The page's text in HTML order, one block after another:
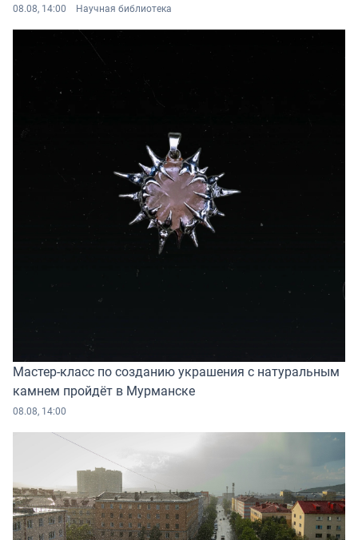
08.08, 14:00 Научная библиотека
Мастер-класс по созданию украшения с натуральным
камнем пройдёт в Мурманске
08.08, 14:00